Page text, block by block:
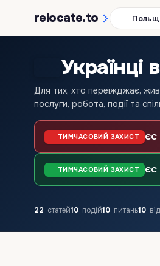
relocate.to
Українці
Для тих, хто переїжджає,
послуги, робота, події та
ТИМЧАСОВИЙ ЗАХИСТ ЄС
ТИМЧАСОВИЙ ЗАХИСТ ЄС
22 статей10 подій10 питань10